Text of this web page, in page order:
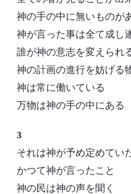
神の手の中に無いものが
神が言った事は全て成し
誰が神の意志を変えられ
神の計画の進行を妨げる
神は常に働いている
万物は神の手の中にある
3
それは神が予め定めてい
かつて神が言ったこと
神の民は神の声を聞く